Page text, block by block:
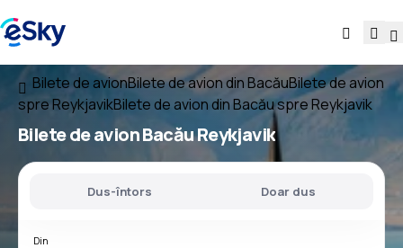
Bilete de avionBilete de avion din BacăuBilete de avion
spre ReykjavikBilete de avion din Bacău spre Reykjavik
Bilete de avionBacău Reykjavik
Dus-întors Doar dus
Din